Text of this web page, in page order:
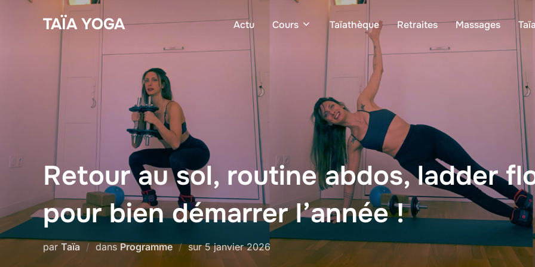
TAÏA YOGA Actu Cours Taïathèque Retraites Massages Taïa
Retour au sol, routine abdos, ladder
pour bien démarrer l’année !
par Taïa dansProgramme surPublié
5 janvier 2026